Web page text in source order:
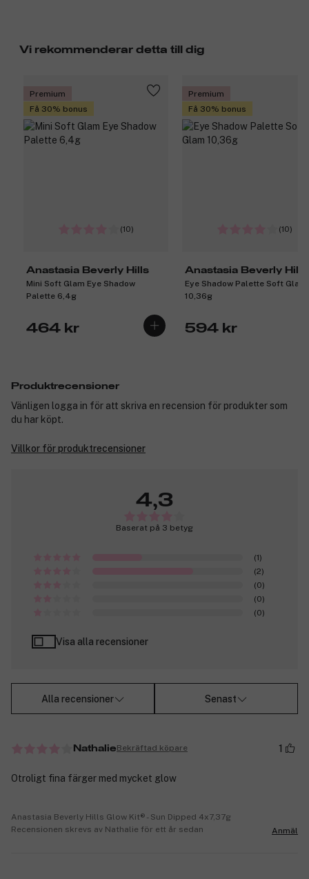
Vi rekommenderar detta till dig
Premium
Få 30% bonus
(10)
Anastasia Beverly Hills
Mini Soft Glam Eye Shadow
Palette 6,4g
464 kr
Premium
Få 30% bonus
(10)
Anastasia Beverly Hills
Eye Shadow Palette Soft Glam
10,36g
594 kr
Produktrecensioner
Vänligen logga in för att skriva en recension för produkter som
du har köpt.
Villkor för produktrecensioner
4,3
Baserat på 3 betyg
(1)
(2)
(0)
(0)
(0)
Visa alla recensioner
Alla recensioner Senast
NathalieBekräftad köpare 1
Otroligt fina färger med mycket glow
Anastasia Beverly Hills Glow Kit® - Sun Dipped 4x7,37g
Recensionen skrevs av Nathalie för ett år sedan
Anmäl